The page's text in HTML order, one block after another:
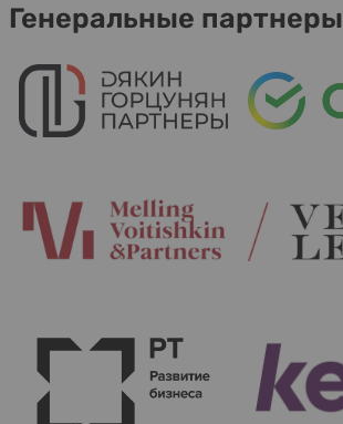
Генеральные партнеры